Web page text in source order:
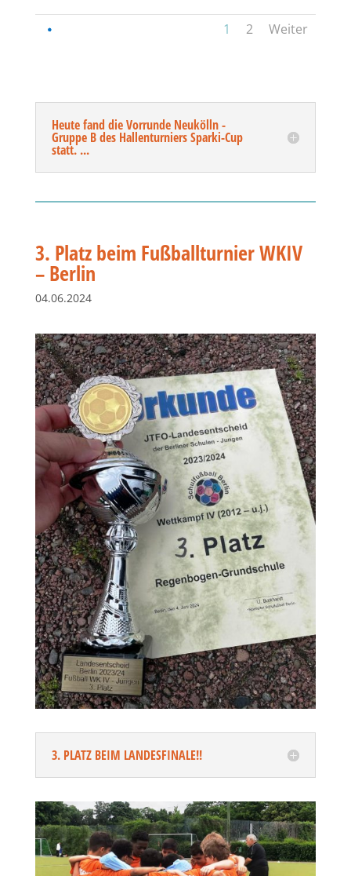
1 2 Weiter
Heute fand die Vorrunde Neukölln -
Gruppe B des Hallenturniers Sparki-Cup
statt. ...
3. Platz beim Fußballturnier WKIV
– Berlin
04.06.2024
3. PLATZ BEIM LANDESFINALE!!